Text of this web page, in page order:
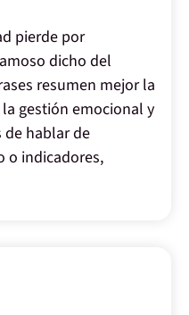
pierde por
dicho del
resumen mejor la
gestión emocional y
de hablar de
o indicadores,